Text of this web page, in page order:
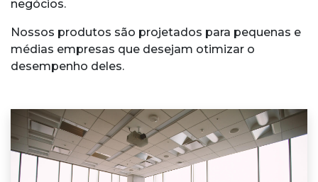
negócios.
Nossos produtos são projetados para pequenas e
médias empresas que desejam otimizar o
desempenho deles.